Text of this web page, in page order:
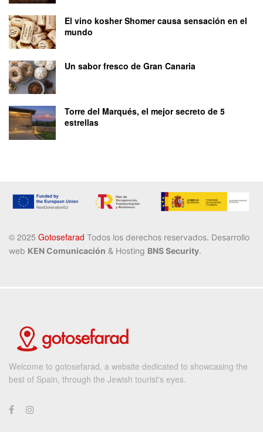
El vino kosher Shomer causa sensación en el
mundo
Un sabor fresco de Gran Canaria
Torre del Marqués, el mejor secreto de 5
estrellas
©️ 2025 Gotosefarad Todos los derechos reservados. Desarrollo
web KEN Comunicación & Hosting BNS Security.
Welcome to gotosefarad, a website dedicated to showcasing the
best of Spain, through the Jewish tourist's eyes.